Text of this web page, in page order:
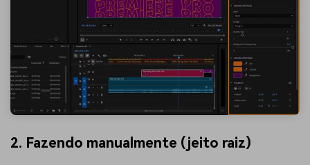
2. Fazendo manualmente (jeito raiz)